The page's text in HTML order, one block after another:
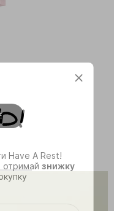
Have A Rest!
отримай знижку